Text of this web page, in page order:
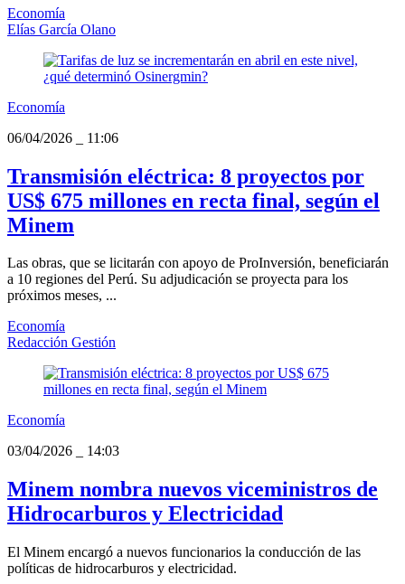
Economía
Elías García Olano
Economía
06/04/2026
11:06
Transmisión eléctrica: 8 proyectos por
US$ 675 millones en recta final, según el
Minem
Las obras, que se licitarán con apoyo de ProInversión, beneficiarán
a 10 regiones del Perú. Su adjudicación se proyecta para los
próximos meses, ...
Economía
Redacción Gestión
Economía
03/04/2026
14:03
Minem nombra nuevos viceministros de
Hidrocarburos y Electricidad
El Minem encargó a nuevos funcionarios la conducción de las
políticas de hidrocarburos y electricidad.